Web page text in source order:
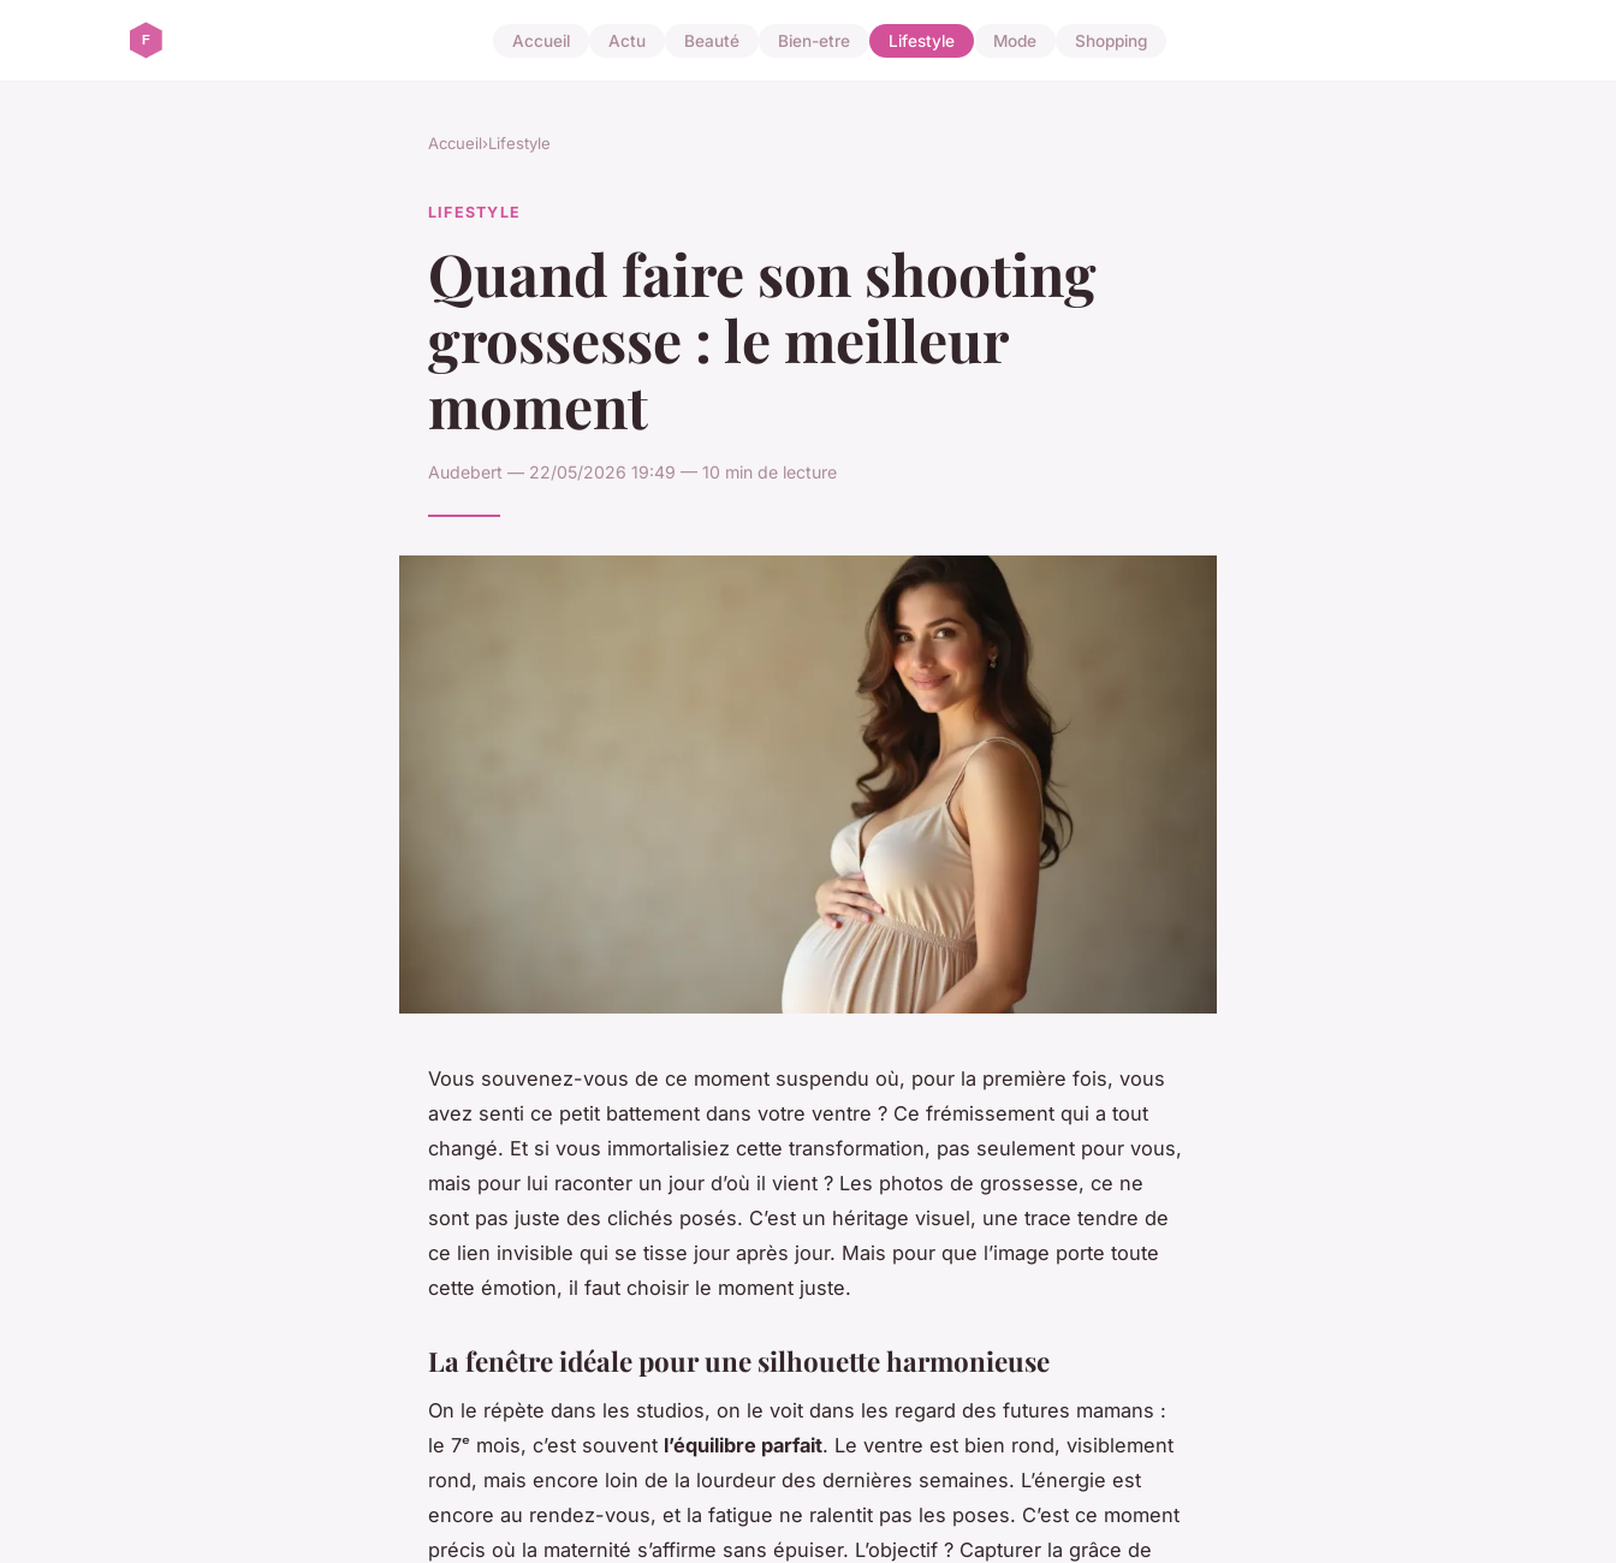
Accueil Actu Beauté Bien-etre Lifestyle Mode Shopping
Accueil›Lifestyle
LIFESTYLE
Quand faire son shooting
grossesse : le meilleur
moment
Audebert — 22/05/2026 19:49 — 10 min de lecture
Vous souvenez-vous de ce moment suspendu où, pour la première fois, vous
avez senti ce petit battement dans votre ventre ? Ce frémissement qui a tout
changé. Et si vous immortalisiez cette transformation, pas seulement pour vous,
mais pour lui raconter un jour d’où il vient ? Les photos de grossesse, ce ne
sont pas juste des clichés posés. C’est un héritage visuel, une trace tendre de
ce lien invisible qui se tisse jour après jour. Mais pour que l’image porte toute
cette émotion, il faut choisir le moment juste.
La fenêtre idéale pour une silhouette harmonieuse
On le répète dans les studios, on le voit dans les regard des futures mamans :
le 7ᵉ mois, c’est souvent l’équilibre parfait. Le ventre est bien rond, visiblement
rond, mais encore loin de la lourdeur des dernières semaines. L’énergie est
encore au rendez-vous, et la fatigue ne ralentit pas les poses. C’est ce moment
précis où la maternité s’affirme sans épuiser. L’objectif ? Capturer la grâce de